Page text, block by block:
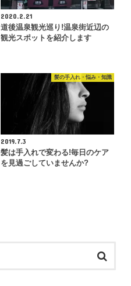
2020.2.21
道後温泉観光巡り!温泉街近辺の
観光スポットを紹介します
髪の手入れ・悩み・知識
2019.7.3
髪は手入れで変わる!毎日のケア
を見過ごしていませんか?